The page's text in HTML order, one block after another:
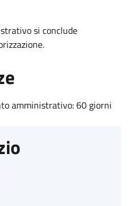
si conclude
amministrativo: 60 giorni